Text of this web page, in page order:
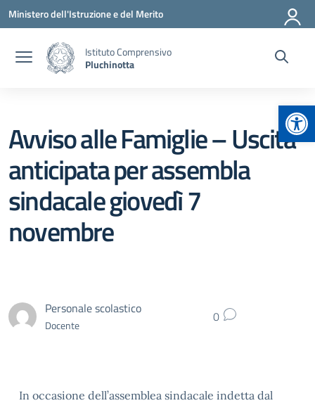
Vai ai contenuti
Vai al menu di navigazione
Vai al footer
Ministero dell'Istruzione e del Merito
Istituto Comprensivo
Pluchinotta
Avviso alle Famiglie – Uscita
anticipata per assembla
sindacale giovedì 7
novembre
Personale scolastico
Docente 0
In occasione dell’assemblea sindacale indetta dal